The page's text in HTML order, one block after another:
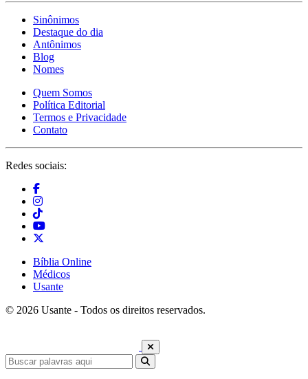
Sinônimos
Destaque do dia
Antônimos
Blog
Nomes
Quem Somos
Política Editorial
Termos e Privacidade
Contato
Redes sociais:
Bíblia Online
Médicos
Usante
© 2026 Usante - Todos os direitos reservados.